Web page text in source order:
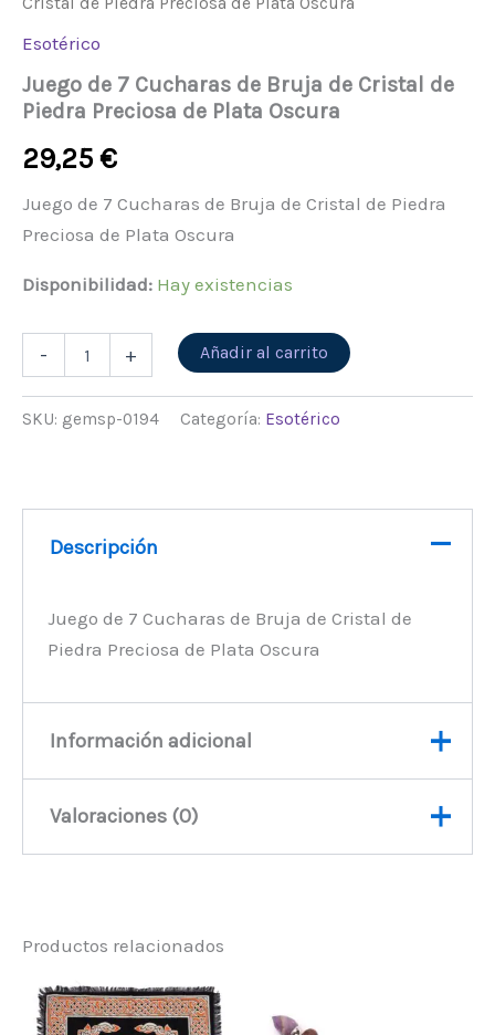
Esotérico
Juego de 7 Cucharas de Bruja de Cristal de
Piedra Preciosa de Plata Oscura
29,25 €
Juego de 7 Cucharas de Bruja de Cristal de Piedra
Preciosa de Plata Oscura
Disponibilidad: Hay existencias
- + Añadir al carrito
SKU: gemsp-0194 Categoría: Esotérico
Descripción
Juego de 7 Cucharas de Bruja de Cristal de
Piedra Preciosa de Plata Oscura
Información adicional
Peso
Valoraciones (0)
Sé el primero en valorar
“Juego de 7 Cucharas de
Productos relacionados